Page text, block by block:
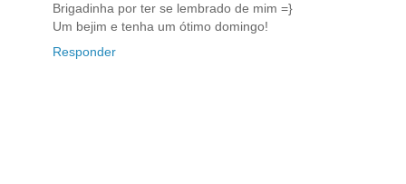
Brigadinha por ter se lembrado de mim =}
Um bejim e tenha um ótimo domingo!
Responder